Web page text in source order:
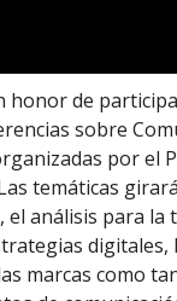
honor de
sobre
por el
temáticas
el análisis para la
marcas como